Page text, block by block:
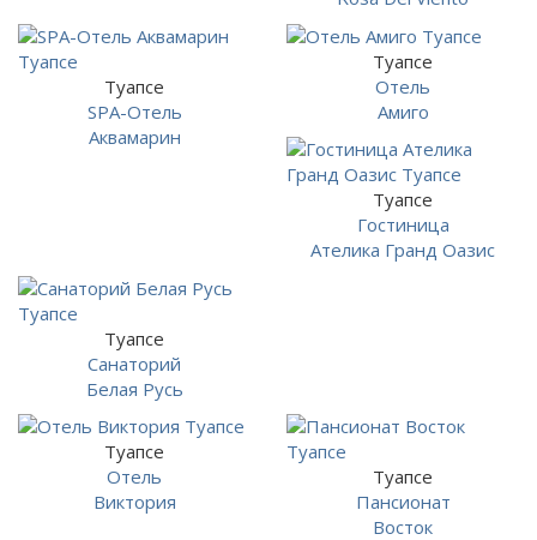
Туапсе
SPA-Отель
Аквамарин
Туапсе
Отель
Амиго
Туапсе
Гостиница
Ателика Гранд Оазис
Туапсе
Санаторий
Белая Русь
Туапсе
Отель
Виктория
Туапсе
Пансионат
Восток